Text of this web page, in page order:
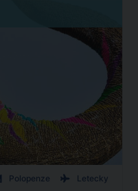
Polopenze Letecky